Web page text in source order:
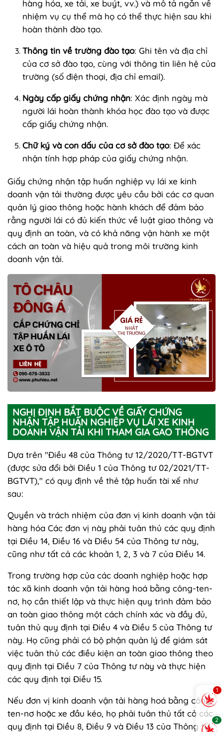
hàng hóa, xe tải, xe buýt, vv.) và mô tả ngắn về
nhiệm vụ cụ thể mà họ có thể thực hiện sau khi
hoàn thành đào tạo.
Thông tin về trường đào tạo: Ghi tên và địa chỉ
của cơ sở đào tạo, cùng với thông tin liên hệ của
trường (số điện thoại, địa chỉ email).
Ngày cấp giấy chứng nhận: Xác định ngày mà
người lái hoàn thành khóa học đào tạo và được
cấp giấy chứng nhận.
Chữ ký và con dấu của cơ sở đào tạo: Để xác
nhận tính hợp pháp của giấy chứng nhận.
Giấy chứng nhận tập huấn nghiệp vụ lái xe kinh
doanh vận tải thường được yêu cầu bởi các cơ quan
quản lý giao thông hoặc hành khách để đảm bảo
rằng người lái có đủ kiến thức về luật giao thông và
quy định an toàn, và có khả năng vận hành xe một
cách an toàn và hiệu quả trong môi trường kinh
doanh vận tải.
NGHỊ ĐỊNH BẮT BUỘC VỀ GIẤY CHỨNG
NHẬN TẬP HUẤN NGHIỆP VỤ LÁI XE KINH
DOANH VẬN TẢI KHI THAM GIA GAO THÔNG
Dựa trên "Điều 48 của Thông tư 12/2020/TT-BGTVT
(được sửa đổi bởi Điều 1 của Thông tư 02/2021/TT-
BGTVT)," có quy định về thẻ tập huấn tài xế như
sau:
Quyền và trách nhiệm của đơn vị kinh doanh vận tải
hàng hóa Các đơn vị này phải tuân thủ các quy định
tại Điều 14, Điều 16 và Điều 54 của Thông tư này,
cũng như tất cả các khoản 1, 2, 3 và 7 của Điều 14.
Trong trường hợp của các doanh nghiệp hoặc hợp
tác xã kinh doanh vận tải hàng hoá bằng công-ten-
nơ, họ cần thiết lập và thực hiện quy trình đảm bảo
an toàn giao thông một cách chính xác và đầy đủ,
tuân thủ quy định tại Điều 4 và Điều 5 của Thông tư
này. Họ cũng phải có bộ phận quản lý để giám sát
việc tuân thủ các điều kiện an toàn giao thông theo
quy định tại Điều 7 của Thông tư này và thực hiện
các quy định tại Điều 15.
Nếu đơn vị kinh doanh vận tải hàng hoá bằng công-
ten-nơ hoặc xe đầu kéo, họ phải tuân thủ tất cả các
quy định tại Điều 8, Điều 9 và Điều 13 của Thông tư
1
2